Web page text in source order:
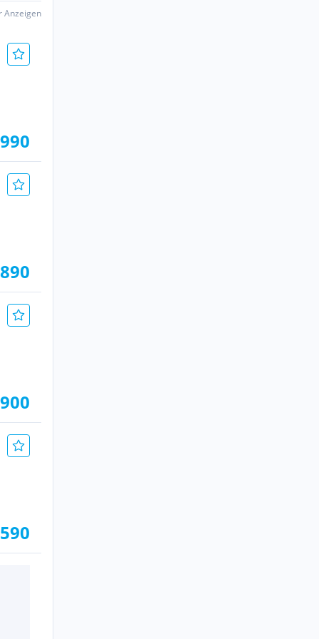
Anzeigen